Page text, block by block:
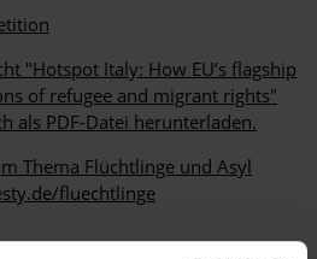
"Hotspot Italy: How EU’s flagship
of refugee and migrant rights"
als PDF-Datei herunterladen.
Thema Flüchtlinge und Asyl
fluechtlinge